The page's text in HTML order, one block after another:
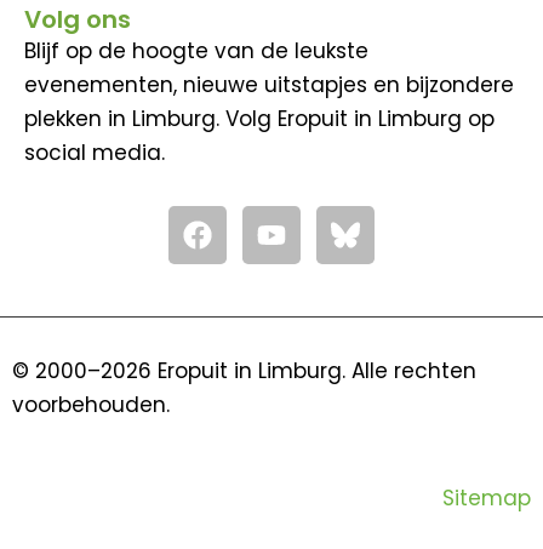
Volg ons
Blijf op de hoogte van de leukste
evenementen, nieuwe uitstapjes en bijzondere
plekken in Limburg. Volg Eropuit in Limburg op
social media.
F
a
c
o
Y
o
u
b
© 2000–2026 Eropuit in Limburg. Alle rechten
voorbehouden.
Sitemap